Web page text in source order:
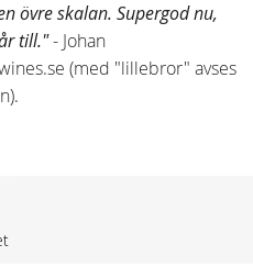
övre skalan. Supergod nu,
till."- Johan
(med "lillebror" avses